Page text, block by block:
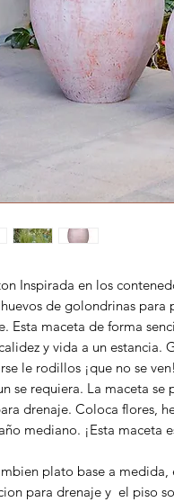
Inspirada en los
de golondrinas
Esta maceta de forma
y vida a un estancia.
le rodillos ¡que no se
se requiera. La maceta se
drenaje. Coloca flores,
mediano. ¡Esta maceta
plato base a medida,
para drenaje y el piso